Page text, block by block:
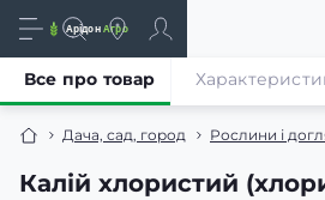
Дача, сад, город Рослини і
Калій хлористий
Все про товар